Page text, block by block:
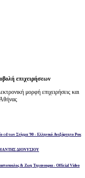
επιχειρήσεων
μορφή επιχειρήσεις και
cd των Στίγμα '90 - Ελληνικό Ανεξάρτητο Ροκ
ΔΙΟΝΥΣΙΟΥ
& Ζωη Τηγανουρια - Official Video